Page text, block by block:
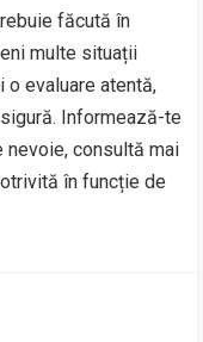
făcută în
multe situații
o evaluare atentă,
Informează-te
nevoie, consultă mai
în funcție de